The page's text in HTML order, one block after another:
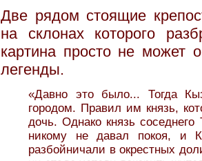
Две рядом стоящие
на склонах которого
картина просто не может
легенды.
«Давно это было... Тогда
городом. Правил им князь,
дочь. Однако князь
никому не давал покоя, и
разбойничали в окрестных